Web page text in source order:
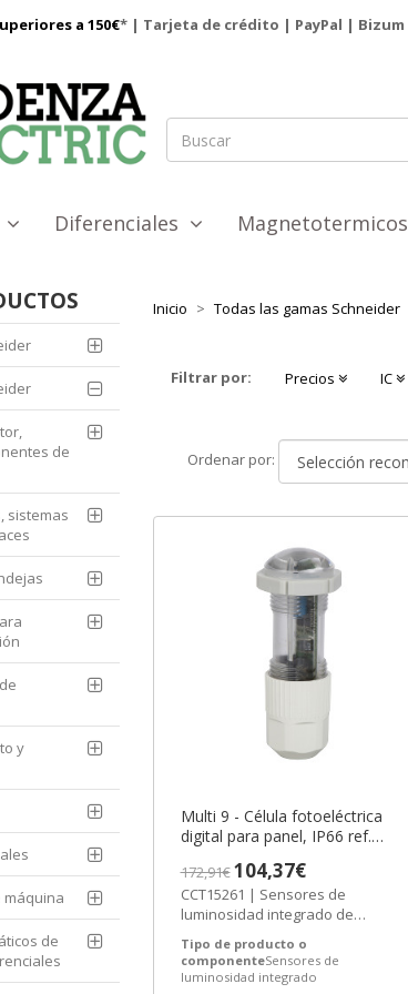
a 150€* | Tarjeta de crédito | PayPal | Bizum
Diferenciales Magnetotermicos
Inicio Todas las gamas Schneider
Filtrar por: Precios IC
Ordenar por:
Ordenar
por
Multi 9 - Célula fotoeléctrica
digital para panel, IP66 ref.
[PLAZO 3-6 SEMANAS]
172,91€104,37€
CCT15261 | Sensores de
luminosidad integrado de
Precio: 75,91€ -...
Tipo de producto o
componenteSensores de
luminosidad integrado
de
sistemas
y
máquina
de